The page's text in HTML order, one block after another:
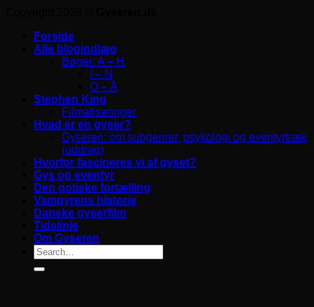
Forside
Alle blogindlæg
Bøger: A – H
I – N
O – Å
Stephen King
Filmatiseringer
Hvad er en gyser?
Gyseren: om subgenrer, psykologi og eventyrtræk
(uddrag)
Hvorfor fascineres vi af gyset?
Gys og eventyr
Den gotiske fortælling
Vampyrens historie
Danske gyserfilm
Tidslinje
Om Gyseren